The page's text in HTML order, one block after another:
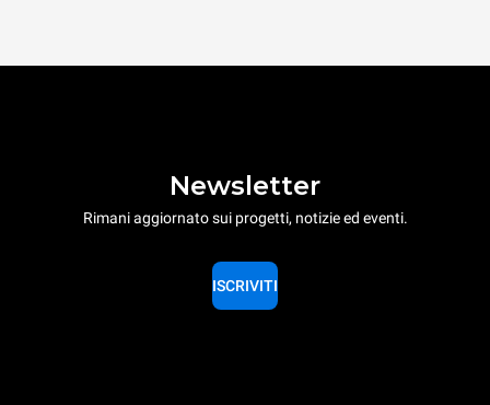
Newsletter
Rimani aggiornato sui progetti, notizie ed eventi.
ISCRIVITI